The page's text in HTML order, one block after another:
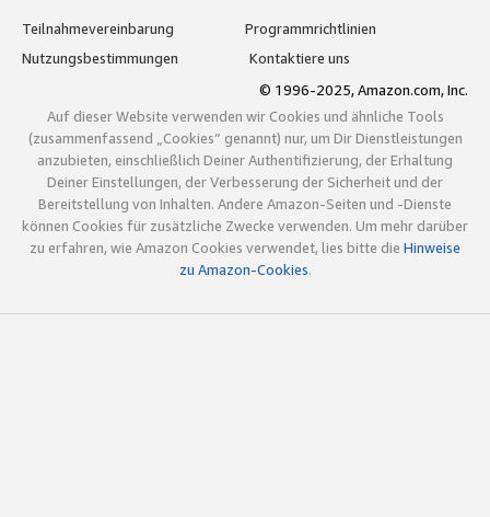
Teilnahmevereinbarung
Programmrichtlinien
Nutzungsbestimmungen
Kontaktiere uns
© 1996-2025, Amazon.com, Inc.
Auf dieser Website verwenden wir Cookies und ähnliche Tools
(zusammenfassend „Cookies“ genannt) nur, um Dir Dienstleistungen
anzubieten, einschließlich Deiner Authentifizierung, der Erhaltung
Deiner Einstellungen, der Verbesserung der Sicherheit und der
Bereitstellung von Inhalten. Andere Amazon-Seiten und -Dienste
können Cookies für zusätzliche Zwecke verwenden. Um mehr darüber
zu erfahren, wie Amazon Cookies verwendet, lies bitte die Hinweise
zu Amazon-Cookies.